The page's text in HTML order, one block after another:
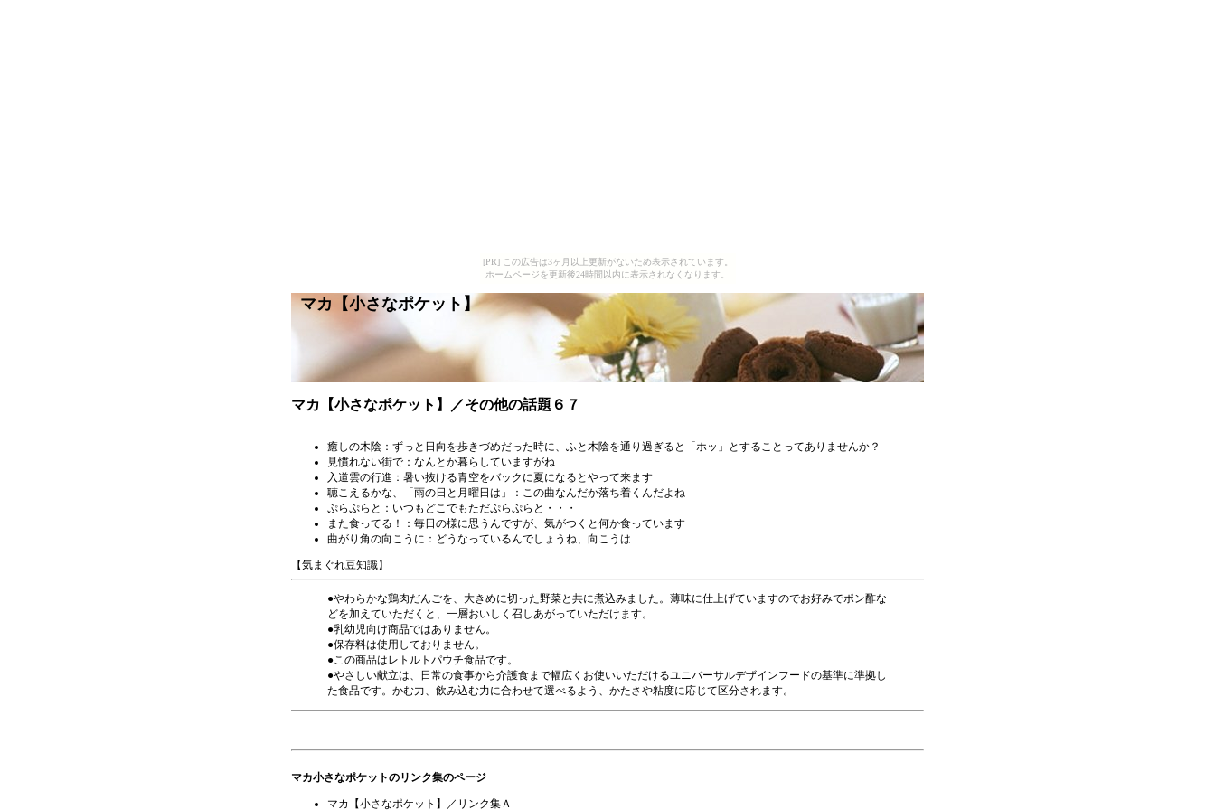
[PR] この広告は3ヶ月以上更新がないため表示されています。
ホームページを更新後24時間以内に表示されなくなります。
マカ【小さなポケット】
マカ【小さなポケット】／その他の話題６７
癒しの木陰 ：ずっと日向を歩きづめだった時に、ふと木陰を通り過ぎると「ホッ」とすることってありませんか？
見慣れない街で：なんとか暮らしていますがね
入道雲の行進：暑い抜ける青空をバックに夏になるとやって来ます
聴こえるかな、「雨の日と月曜日は」
：この曲なんだか落ち着くんだよね
ぷらぷらと ：いつもどこでもただぷらぷらと・・・
また食ってる！
：毎日の様に思うんですが、気がつくと何か食っています
曲がり角の向こうに：どうなっているんでしょうね、向こうは
【気まぐれ豆知識】
●やわらかな鶏肉だんごを、大きめに切った野菜と共に煮込みました。薄味に仕上げていますのでお好みでポン酢な
どを加えていただくと、一層おいしく召しあがっていただけます。
●乳幼児向け商品ではありません。
●保存料は使用しておりません。
●この商品はレトルトパウチ食品です。
●やさしい献立は、日常の食事から介護食まで幅広くお使いいただけるユニバーサルデザインフードの基準に準拠し
た食品です。かむ力、飲み込む力に合わせて選べるよう、かたさや粘度に応じて区分されます。
マカ小さなポケットのリンク集のページ
マカ【小さなポケット】／リンク集Ａ